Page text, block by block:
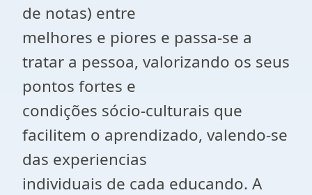
de notas) entre
melhores e piores e passa-se a
tratar a pessoa, valorizando os seus
pontos fortes e
condições sócio-culturais que
facilitem o aprendizado, valendo-se
das experiencias
individuais de cada educando. A